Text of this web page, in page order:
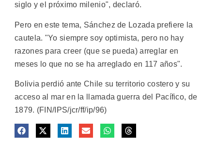
siglo y el próximo milenio", declaró.
Pero en este tema, Sánchez de Lozada prefiere la
cautela. "Yo siempre soy optimista, pero no hay
razones para creer (que se pueda) arreglar en
meses lo que no se ha arreglado en 117 años".
Bolivia perdió ante Chile su territorio costero y su
acceso al mar en la llamada guerra del Pacífico, de
1879. (FIN/IPS/jcr/ff/ip/96)